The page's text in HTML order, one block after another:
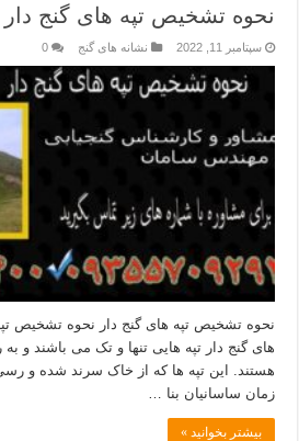
نحوه تشخیص تپه های گنج دار
سپتامبر 11, 2022 نشانه های گنج 0
نحوه تشخیص تپه های گنج دار نحوه تشخیص
های گنج دار تپه هایی تنها و تک می باشند و
هستند. این تپه ها که از خاک سرند شده و
زمان ساسانیان بنا …
بیشتر بخوانید »